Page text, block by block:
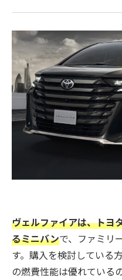
ヴェルファイアは、トヨ
るミニバンで、ファミリ
す。購入を検討している
の燃費性能は優れている